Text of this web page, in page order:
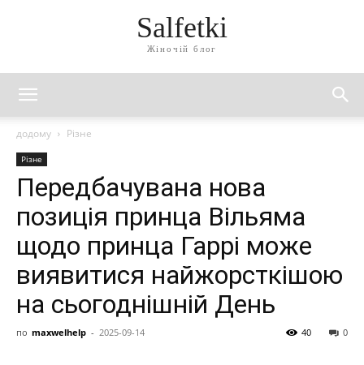
Salfetki
Жіночій блог
додому Різне
Різне
Передбачувана нова
позиція принца Вільяма
щодо принца Гаррі може
виявитися найжорсткішою
на сьогоднішній День
по maxwelhelp - 2025-09-14 0
40